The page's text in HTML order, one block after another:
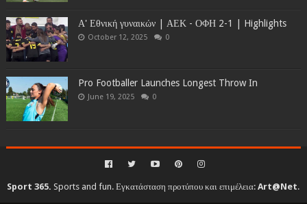
Α' Εθνική γυναικών | ΑΕΚ - ΟΦΗ 2-1 | Highlights
October 12, 2025 0
Pro Footballer Launches Longest Throw In
June 19, 2025 0
Sport 365. Sports and fun. Εγκατάσταση προτύπου και επιμέλεια:Art@Net.